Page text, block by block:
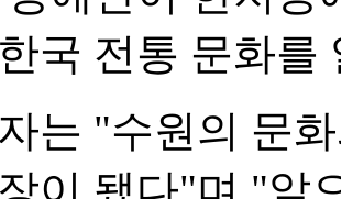
국 전통 문화를
는 "수원의 문